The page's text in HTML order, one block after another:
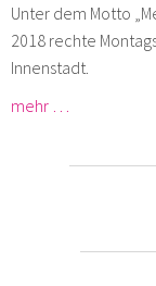
Unter dem Motto
2018 rechte
Innenstadt.
mehr …